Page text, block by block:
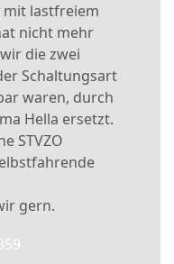
mit lastfreiem
nicht mehr
wir die zwei
Schaltungsart
waren, durch
Hella ersetzt.
STVZO
gern.